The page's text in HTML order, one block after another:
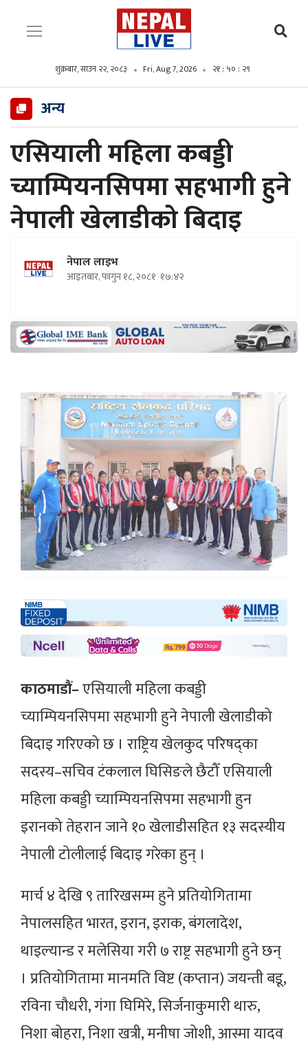
शुक्रबार, साउन २२, २०८३ Fri, Aug 7, 2026 २१ : ५० : ३०
अन्य
एसियाली महिला कबड्डी
च्याम्पियनसिपमा सहभागी हुने
नेपाली खेलाडीको बिदाइ
नेपाल लाइभ
आइतबार, फागुन १८, २०८१ १७:४२
काठमाडौं–एसियाली महिला कबड्डी
च्याम्पियनसिपमा सहभागी हुने नेपाली खेलाडीको
बिदाइ गरिएको छ । राष्ट्रिय खेलकुद परिषद्का
सदस्य–सचिव टंकलाल घिसिङले छैटौँ एसियाली
महिला कबड्डी च्याम्पियनसिपमा सहभागी हुन
इरानको तेहरान जाने १० खेलाडीसहित १३ सदस्यीय
नेपाली टोलीलाई बिदाइ गरेका हुन् ।
मार्च ४ देखि ९ तारिखसम्म हुने प्रतियोगितामा
नेपालसहित भारत, इरान, इराक, बंगलादेश,
थाइल्यान्ड र मलेसिया गरी ७ राष्ट्र सहभागी हुने छन्
। प्रतियोगितामा मानमति विष्ट (कप्तान) जयन्ती बडू,
रविना चौधरी, गंगा घिमिरे, सिर्जनाकुमारी थारु,
निशा बोहरा, निशा खत्री, मनीषा जोशी, आस्मा यादव